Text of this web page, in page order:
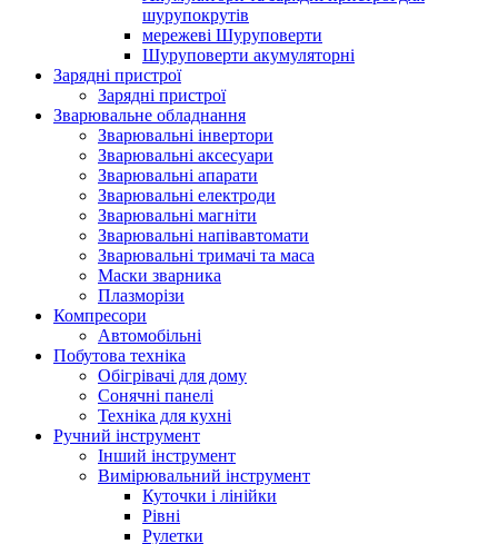
шурупокрутів
мережеві Шуруповерти
Шуруповерти акумуляторні
Зарядні пристрої
Зарядні пристрої
Зварювальне обладнання
Зварювальні інвертори
Зварювальні аксесуари
Зварювальні апарати
Зварювальні електроди
Зварювальні магніти
Зварювальні напівавтомати
Зварювальні тримачі та маса
Маски зварника
Плазморізи
Компресори
Автомобільні
Побутова техніка
Обігрівачі для дому
Сонячні панелі
Техніка для кухні
Ручний інструмент
Інший інструмент
Вимірювальний інструмент
Куточки і лінійки
Рівні
Рулетки